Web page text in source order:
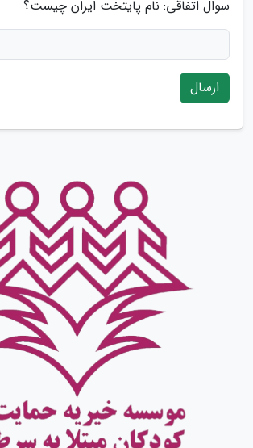
سوال اتفاقی: نام پایتخت ایران چیست؟
ارسال